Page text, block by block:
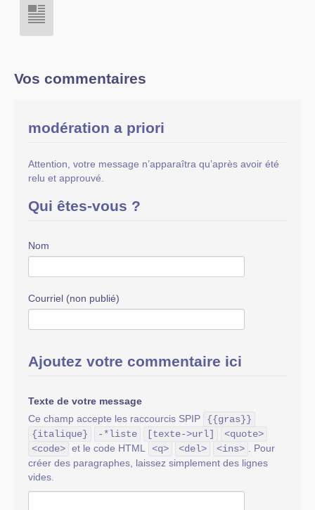
Vos commentaires
modération a priori
Attention, votre message n’apparaîtra qu’après avoir été
relu et approuvé.
Qui êtes-vous ?
Nom
Courriel (non publié)
Ajoutez votre commentaire ici
Texte de votre message
Ce champ accepte les raccourcis SPIP
{{gras}}
{italique}
-*liste [texte->url]
<quote>
<code> et le code HTML <q> <del> <ins> . Pour
créer des paragraphes, laissez simplement des lignes
vides.